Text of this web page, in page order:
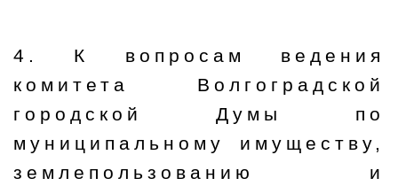
4. К вопросам ведения
комитета Волгоградской
городской Думы по
муниципальному имуществу,
землепользованию и